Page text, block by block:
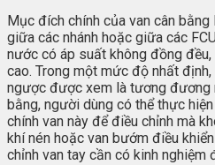
Mục đích chính của van cân
giữa các nhánh hoặc giữa các
nước có áp suất không đồng
cao. Trong một mức độ nhất
ngược được xem là tương đương
bằng, người dùng có thể thực
chính van này để điều chỉnh mà
khí nén hoặc van bướm điều
chỉnh van tay cần có kinh nghiệm